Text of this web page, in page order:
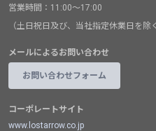
営業時間：11:00～17:00
（土日祝日及び、当社指定休業日を除
メールによるお問い合わせ
お問い合わせフォーム
コーポレートサイト
www.lostarrow.co.jp